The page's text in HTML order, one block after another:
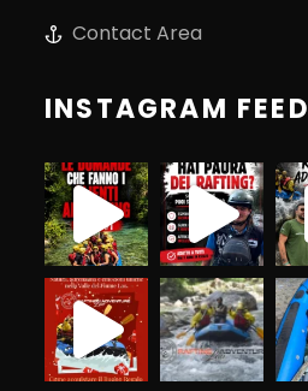
Contact Area
INSTAGRAM FEED